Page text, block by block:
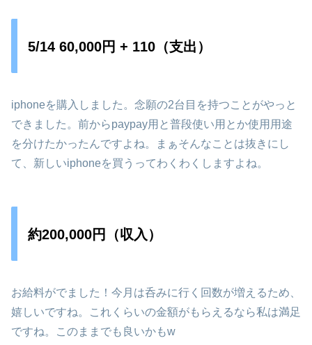
5/14 60,000円 + 110（支出）
iphoneを購入しました。念願の2台目を持つことがやっと
できました。前からpaypay用と普段使い用とか使用用途
を分けたかったんですよね。まぁそんなことは抜きにし
て、新しいiphoneを買うってわくわくしますよね。
約200,000円（収入）
お給料がでました！今月は呑みに行く回数が増えるため、
嬉しいですね。これくらいの金額がもらえるなら私は満足
ですね。このままでも良いかもw